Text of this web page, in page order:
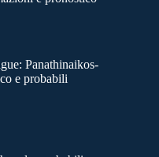
Panathinaikos-
e probabili